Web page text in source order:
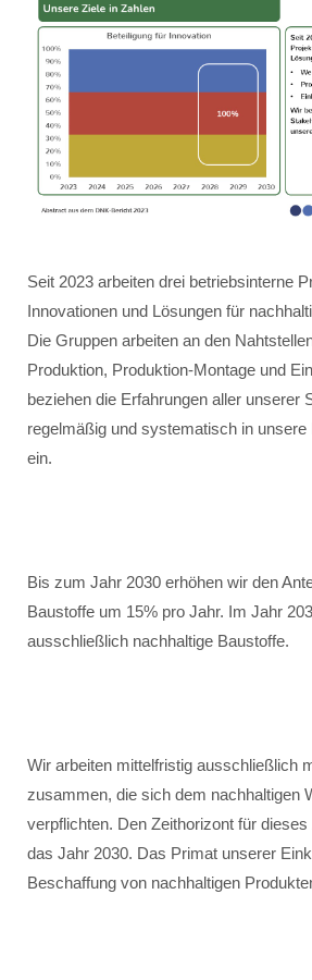
Seit 2023 arbeiten drei betriebsinterne
Innovationen und Lösungen für
Die Gruppen arbeiten an den
Produktion, Produktion-Montage und
beziehen die Erfahrungen aller unserer
regelmäßig und systematisch in
ein.
Bis zum Jahr 2030 erhöhen wir den
Baustoffe um 15% pro Jahr. Im Jahr
ausschließlich nachhaltige Baustoffe.
Wir arbeiten mittelfristig ausschließlich
zusammen, die sich dem nachhaltigen
verpflichten. Den Zeithorizont für
das Jahr 2030. Das Primat unserer
Beschaffung von nachhaltigen